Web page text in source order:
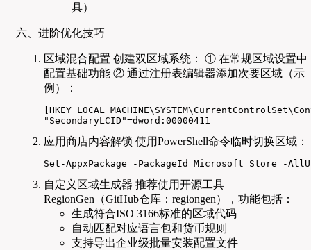
具）
六、进阶优化技巧
区域混合配置 创建双区域系统： ① 在常规区域设置中
配置基础功能 ② 通过注册表编辑器添加次要区域（示
例）：
"SecondaryLCID"=dword:00000411
应用商店内容解锁 使用PowerShell命令临时切换区域：
Set-AppxPackage -PackageId Microsoft Store -
自定义区域生成器 推荐使用开源工具
RegionGen（GitHub仓库：regiongen），功能包括：
生成符合ISO 3166标准的区域代码
自动匹配对应语言包和货币规则
支持导出企业级批量安装配置文件